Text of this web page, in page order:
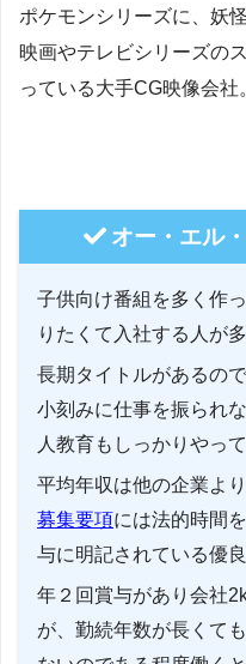
ポケモンシリーズに、妖
映画やテレビシリーズの
っている大手CG映像会社
オー・エル
子供向け番組を多く作
りたくて入社する人が多
長期タイトルがあるの
小刻みに仕事を振られ
人教育もしっかりやって
平均年収は他の企業より
募集要項には法的時間
与に明記されている優良
年２回賞与があり会社
が、勤続年数が長くて